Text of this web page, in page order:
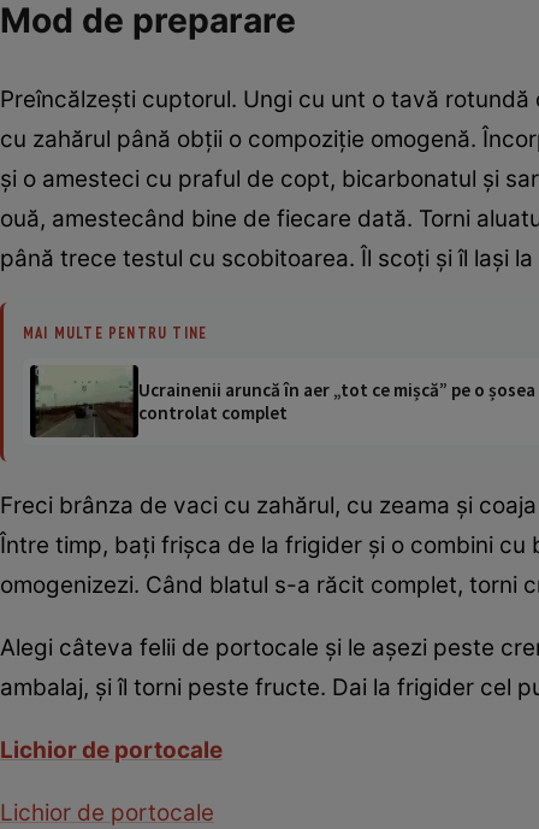
Mod de preparare
Preîncălzeşti cuptorul. Ungi cu unt o tavă
cu zahărul până obţii o compoziţie omogenă.
şi o amesteci cu praful de copt, bicarbonatul şi
ouă, amestecând bine de fiecare dată. Torni
până trece testul cu scobitoarea. Îl scoţi şi îl laşi
MAI MULTE PENTRU TINE
Ucrainenii aruncă în aer „tot ce mișcă” pe o
controlat complet
Freci brânza de vaci cu zahărul, cu zeama şi
Între timp, baţi frişca de la frigider şi o combini
omogenizezi. Când blatul s-a răcit complet, torni
Alegi câteva felii de portocale şi le aşezi peste
ambalaj, şi îl torni peste fructe. Dai la frigider cel
Lichior de portocale
Lichior de portocale